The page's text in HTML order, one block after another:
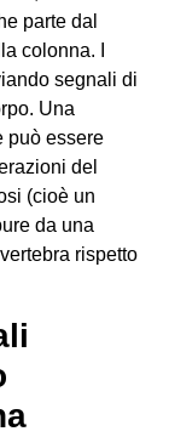
parte dal
colonna. I
segnali di
Una
può essere
del
(cioè un
da una
rispetto